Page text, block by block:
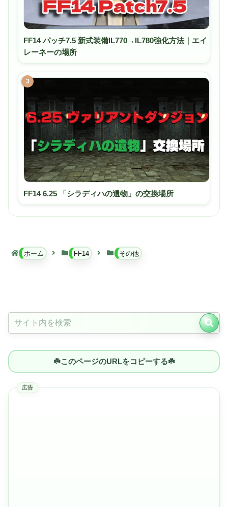
FF14 パッチ7.5 新式装備IL770→IL780強化方法｜エイ
レーネーの場所
3
FF14 6.25 「シラディハの遺物」の交換場所
ホーム FF14 その他
☘️このページのURLをコピーする☘️
広告